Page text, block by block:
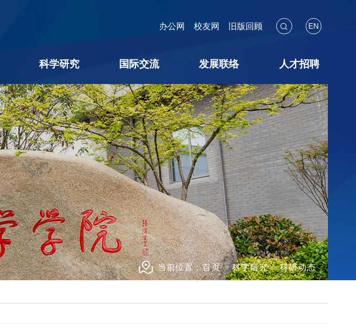
科学研究
科研进展
科研团队
平台机构
科研成果
社会服务
学术期刊
企业出题
成果转化
公用平台
学术交流
国际交流
海外见闻
国际会议
交流项目
暑期学校
发展联络
校友联络
教育基金
捐赠途径
捐赠鸣谢
捐赠用途
人才招聘
教师招聘
博后招聘
员工招聘
办公网 校友网 旧版回顾 EN
当前位置：首页 科学研究 科研动态